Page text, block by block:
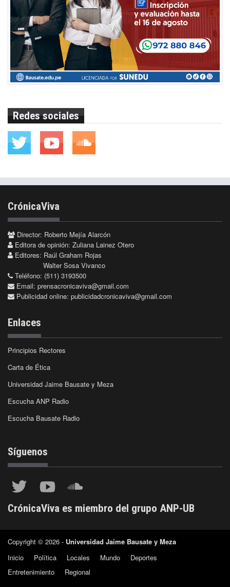
Redes sociales
CrónicaViva
Director: Roberto Mejía Alarcón
Editora de opinión: Zuliana Lainez Otero
Editores: Raúl Graham Rojas
Walter Sosa Vivanco
Teléfono: (511) 3193500
Email: prensacronicaviva@gmail.com
Publicidad online: publicidadcronicaviva@gmail.com
Enlaces
Principios Rectores
Carta de Ética
Universidad Jaime Bausate y Meza
Escucha ANP Radio
Escucha Bausate Radio
Síguenos
CrónicaViva es miembro del grupo ANP-UB
Copyright © 2026 - Universidad Jaime Bausate y Meza
Inicio
Política Locales Mundo
Deportes
Entretenimiento
Regional